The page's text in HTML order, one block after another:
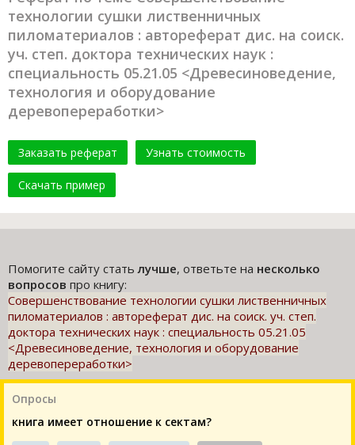
технологии сушки лиственничных
пиломатериалов : автореферат дис. на соиск.
уч. степ. доктора технических наук :
специальность 05.21.05 <Древесиноведение,
технология и оборудование
деревопереработки>
Заказать реферат Узнать стоимость
Скачать пример
Помогите сайту статьлучше, ответьте на несколько
вопросов про книгу:
Совершенствование технологии сушки лиственничных
пиломатериалов : автореферат дис. на соиск. уч. степ.
доктора технических наук : специальность 05.21.05
<Древесиноведение, технология и оборудование
деревопереработки>
Опросы
книга имеет отношение к сектам?